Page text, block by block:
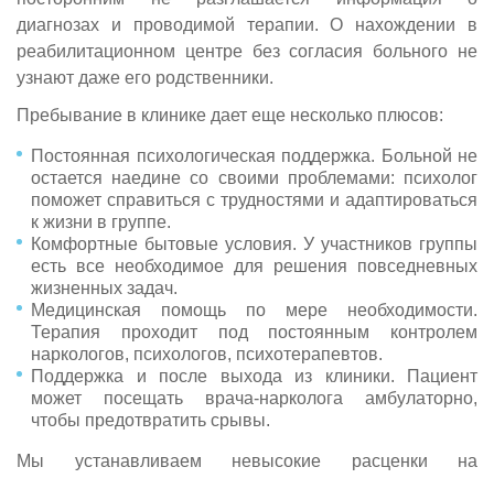
диагнозах и проводимой терапии. О нахождении в
реабилитационном центре без согласия больного не
узнают даже его родственники.
Пребывание в клинике дает еще несколько плюсов:
Постоянная психологическая поддержка. Больной не
остается наедине со своими проблемами: психолог
поможет справиться с трудностями и адаптироваться
к жизни в группе.
Комфортные бытовые условия. У участников группы
есть все необходимое для решения повседневных
жизненных задач.
Медицинская помощь по мере необходимости.
Терапия проходит под постоянным контролем
наркологов, психологов, психотерапевтов.
Поддержка и после выхода из клиники. Пациент
может посещать врача-нарколога амбулаторно,
чтобы предотвратить срывы.
Мы устанавливаем невысокие расценки на